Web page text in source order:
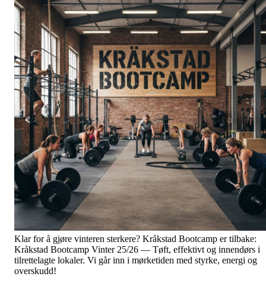
Klar for å gjøre vinteren sterkere? Kråkstad Bootcamp er tilbake:
Kråkstad Bootcamp Vinter 25/26 — Tøft, effektivt og innendørs i
tilrettelagte lokaler. Vi går inn i mørketiden med styrke, energi og
overskudd!